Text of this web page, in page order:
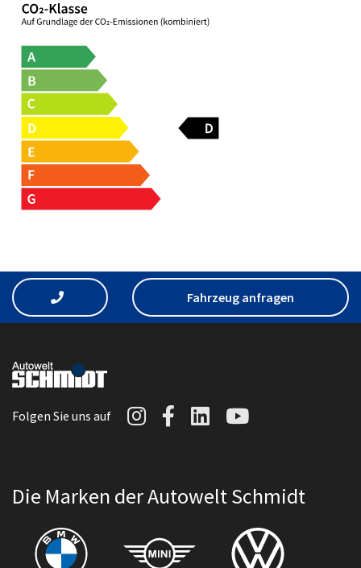
Fahrzeug anfragen
Folgen Sie uns auf Autowelt Schmidt auf
Autowelt Schmidt
AutoweltAutowelt
Die Marken der Autowelt Schmidt